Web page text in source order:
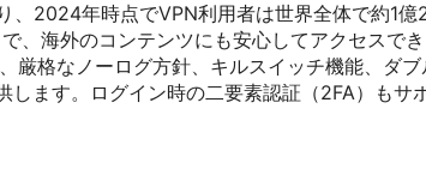
、2024年時点でVPN利用者は世界全体で約1
、海外のコンテンツにも安心してアクセスでき
厳格なノーログ方針、キルスイッチ機能、ダ
ます。ログイン時の二要素認証（2FA）もサ